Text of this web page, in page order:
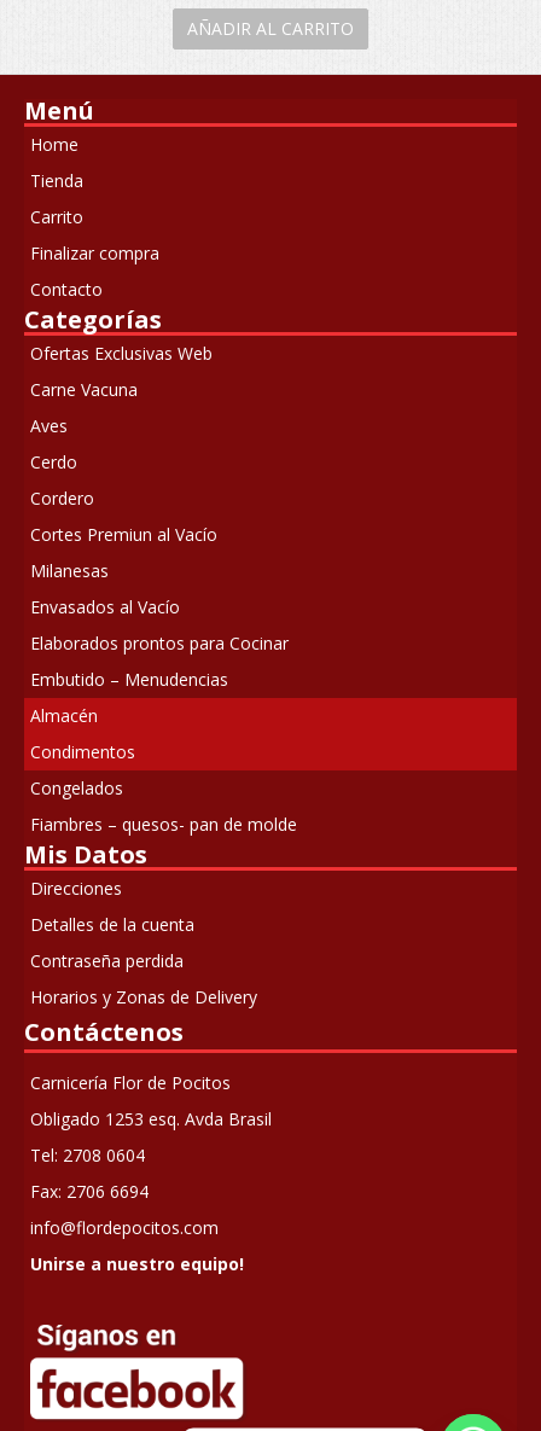
AÑADIR AL CARRITO
Menú
Home
Tienda
Carrito
Finalizar compra
Contacto
Categorías
Ofertas Exclusivas Web
Carne Vacuna
Aves
Cerdo
Cordero
Cortes Premiun al Vacío
Milanesas
Envasados al Vacío
Elaborados prontos para Cocinar
Embutido – Menudencias
Almacén
Condimentos
Congelados
Fiambres – quesos- pan de molde
Mis Datos
Direcciones
Detalles de la cuenta
Contraseña perdida
Horarios y Zonas de Delivery
Contáctenos
Carnicería Flor de Pocitos
Obligado 1253 esq. Avda Brasil
Tel: 2708 0604
Fax: 2706 6694
info@flordepocitos.com
Unirse a nuestro equipo!